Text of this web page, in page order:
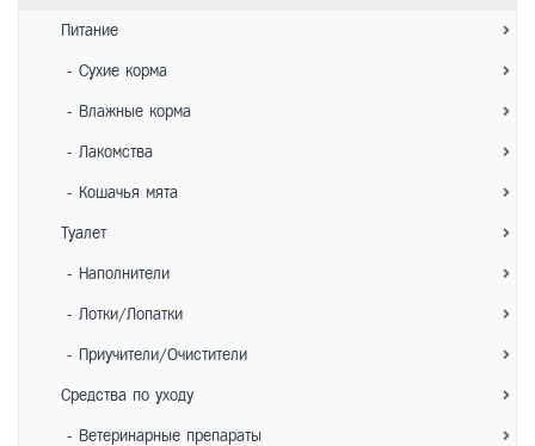
Питание
- Сухие корма
- Влажные корма
- Лакомства
- Кошачья мята
Туалет
- Наполнители
- Лотки/Лопатки
- Приучители/Очистители
Средства по уходу
- Ветеринарные препараты